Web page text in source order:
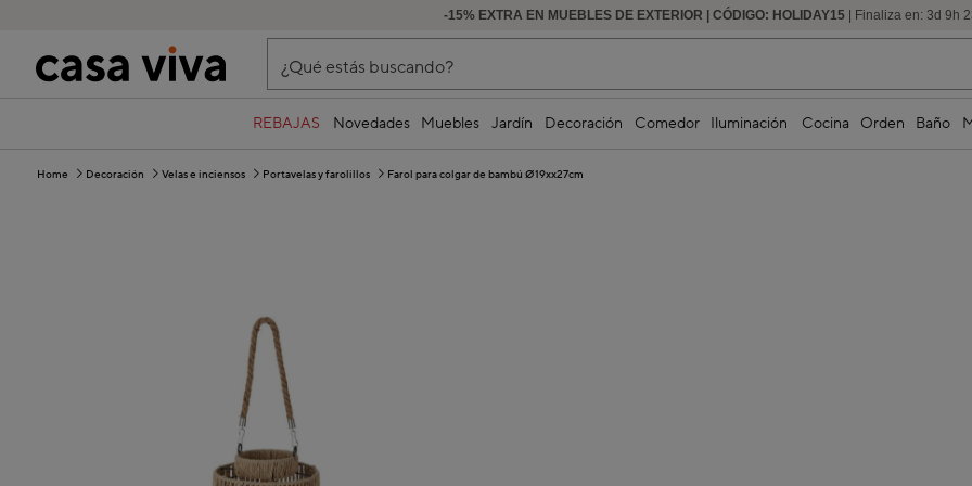
-15% EXTRA EN MUEBLES DE EXTERIOR | CÓDIGO: HOLIDAY15 | Finaliza en: 3d 9 h
HASTA -60% DE DESCUENTO | SEGUNDAS REBAJAS
¿Qué estás buscando?
REBAJAS Novedades Muebles Jardín Decoración Comedor Iluminación Cocina Orden Baño
Home Decoración Velas e inciensos Portavelas y farolillos Farol para colgar de bambú Ø19xx27cm